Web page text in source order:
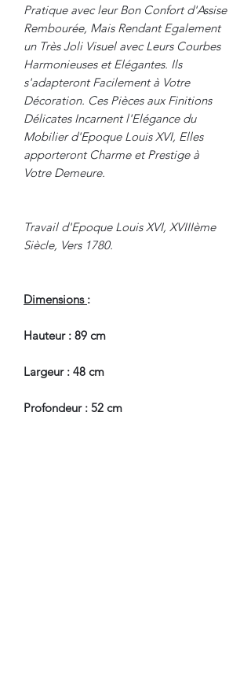
Pratique avec leur Bon Confort d'Assise
Rembourée, Mais Rendant Egalement
un Très Joli Visuel avec Leurs Courbes
Harmonieuses et Elégantes. Ils
s'adapteront Facilement à Votre
Décoration. Ces Pièces aux Finitions
Délicates Incarnent l'Elégance du
Mobilier d'Epoque Louis XVI, Elles
apporteront Charme et Prestige à
Votre Demeure.
Travail d'Epoque Louis XVI, XVIIIème
Siècle, Vers 1780.
Dimensions :
Hauteur : 89 cm
Largeur : 48 cm
Profondeur : 52 cm